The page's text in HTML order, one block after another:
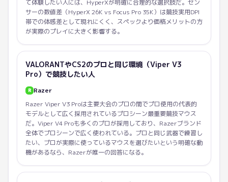
て体験したい人には、HyperXが明確に合理的な選択肢だ。セン
サーの数値差（HyperX 26K vs Focus Pro 35K）は競技実用DPI
帯での体感差として現れにくく、スペックより価格メリットの方
が実際のプレイに大きく影響する。
VALORANTやCS2のプロと同じ環境（Viper V3
Pro）で競技したい人
R Razer
Razer Viper V3 Proは主要大会のプロの間でプロ使用の代表的
モデルとして広く採用されているプロシーン最重要競技マウス
だ。Viper V4 Proも多くのプロが採用しており、Razerブランド
全体でプロシーンで広く使われている。プロと同じ武器で練習し
たい、プロが実際に使っているマウスを選びたいという明確な動
機があるなら、Razerが唯一の回答になる。